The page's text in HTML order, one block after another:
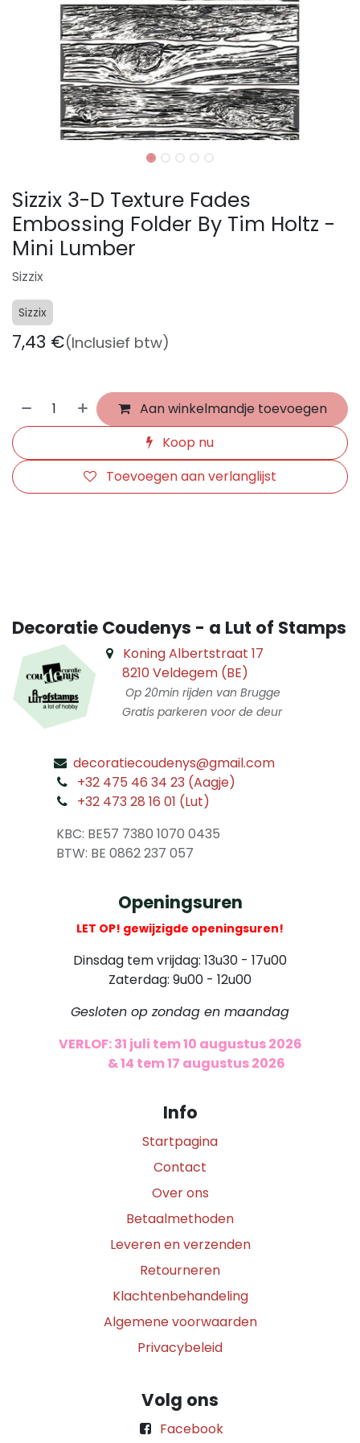
Sizzix 3-D Texture Fades
Embossing Folder By Tim Holtz -
Mini Lumber
Sizzix
Sizzix
7,43 €(Inclusief btw)
Aan winkelmandje toevoegen
Koop nu
Toevoegen aan verlanglijst
Decoratie Coudenys - a Lut of Stamps
Koning Albertstraat 17
8210 Veldegem (BE)
Op 20min rijden van Brugge
Gratis parkeren voor de deur
decoratiecoudenys@gmail.com
+32 475 46 34 23 (Aagje)
+32 473 28 16 01 (Lut)
KBC: BE57 7380 1070 0435
​ BTW: BE 0862 237 057
Openingsuren
LET OP! gewijzigde openingsuren!
Dinsdag tem vrijdag: 13u30 - 17u00
Zaterdag: 9u00 - 12u00
Gesloten op zondag en maandag
VERLOF: 31 juli tem 10 augustus 2026
& 14 tem 17 augustus 2026
Info
Startpagina
Contact
Over ons
Betaalmethoden
Leveren en verzenden
Retourneren
Klachtenbehandeling
Algemene voorwaarden
Privacybeleid
Volg ons
Facebook